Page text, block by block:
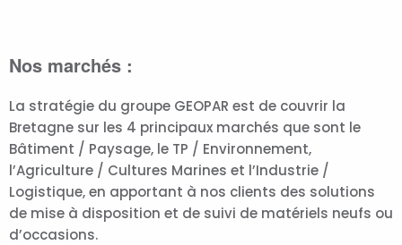
Nos marchés :
La stratégie du groupe GEOPAR est de couvrir la
Bretagne sur les 4 principaux marchés que sont le
Bâtiment / Paysage, le TP / Environnement,
l’Agriculture / Cultures Marines et l’Industrie /
Logistique, en apportant à nos clients des solutions
de mise à disposition et de suivi de matériels neufs ou
d’occasions.